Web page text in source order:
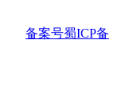
备案号蜀ICP备